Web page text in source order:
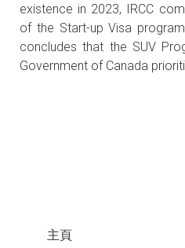
existence in 2023, IRCC
of the Start-up Visa
concludes that the SUV
Government of Canada
主頁